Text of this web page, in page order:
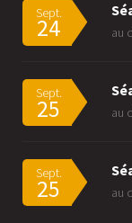
Sept.
24 au
Sept.
25 au
Sept.
25 au